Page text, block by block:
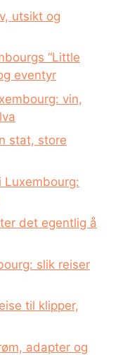
utsikt og
“Little
eventyr
vin,
stat, store
Luxembourg:
det egentlig å
slik reiser
til klipper,
adapter og